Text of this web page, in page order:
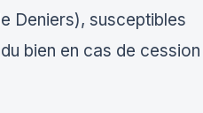
Deniers), susceptibles
bien en cas de cession